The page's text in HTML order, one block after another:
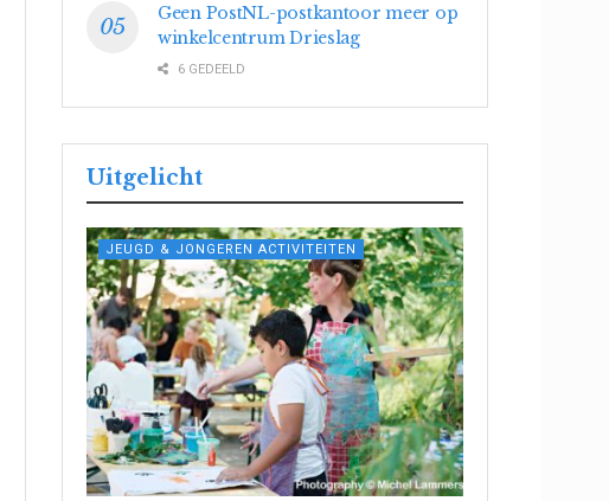
Geen PostNL-postkantoor meer op
winkelcentrum Drieslag
6 GEDEELD
Uitgelicht
JEUGD & JONGEREN ACTIVITEITEN